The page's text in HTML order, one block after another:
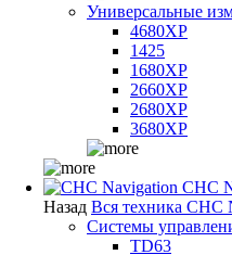
Универсальные
4680XP
1425
1680XP
2660XP
2680XP
3680XP
CHC
Назад Вся техника CHC
Системы
TD63